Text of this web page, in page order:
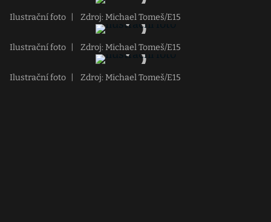
Ilustrační foto Zdroj: Michael Tomeš/E15
Ilustrační foto Zdroj: Michael Tomeš/E15
Ilustrační foto Zdroj: Michael Tomeš/E15